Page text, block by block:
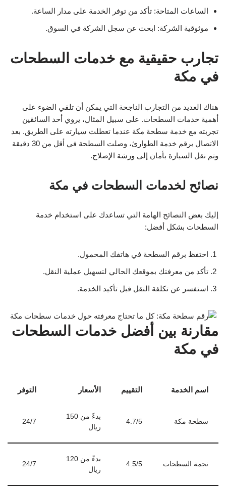
الساعات المتاحة: تأكد من توفر الخدمة على مدار الساعة.
موثوقية الشركة: ابحث عن سجل الشركة في السوق.
تجارب حقيقية مع خدمات السطحات
في مكة
هناك العديد من التجارب الناجحة التي يمكن أن تلقي الضوء على
أهمية خدمات السطحات. على سبيل المثال، يروي أحد السائقين
تجربته مع خدمة سطحة مكة عندما تعطلت سيارته على الطريق. بعد
الاتصال برقم خدمة الطوارئ، وصلت السطحة في أقل من 30 دقيقة
وتم نقل السيارة بأمان إلى ورشة الإصلاح.
نصائح لخدمات السطحات في مكة
إليك بعض النصائح الهامة التي تساعدك على استخدام خدمة
السطحات بشكل أفضل:
احتفظ برقم السطحة في هاتفك المحمول.
تأكد من معرفتك بموقعك الحالي لتسهيل عملية النقل.
استفسر عن تكلفة النقل قبل تأكيد الخدمة.
مقارنة بين أفضل خدمات السطحات
في مكة
اسم الخدمة التقييم الأسعار التوفر
سطحة مكة 4.7/5
بدءً من 150
ريال
24/7
نجمة السطحات 4.5/5
بدءً من 120
ريال
24/7